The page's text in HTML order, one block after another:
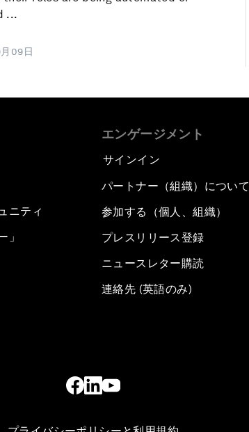
...
09日
ニティ
」
エンゲージメント
サインイン
パートナー（組織）について
参加する（個人、組織）
プレスリリース登録
ニュースレター購読
連絡先 (英語のみ)